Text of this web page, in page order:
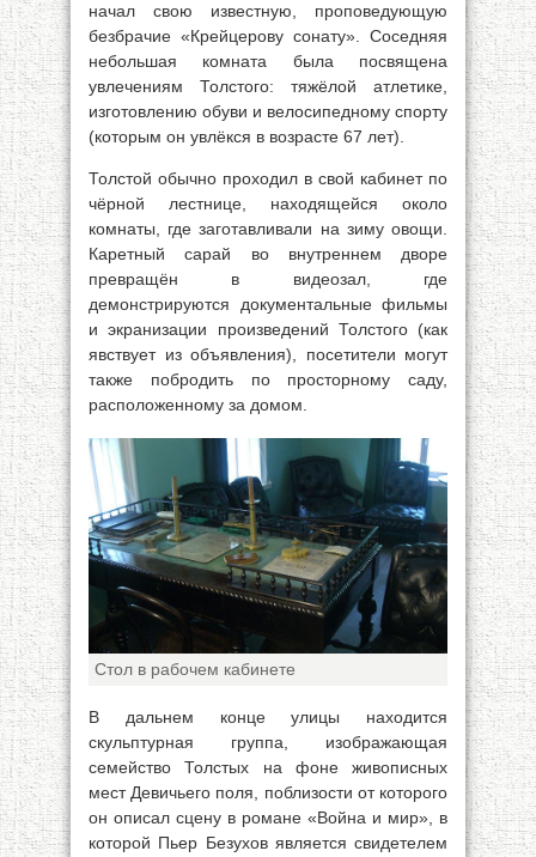
начал свою известную, проповедующую
безбрачие «Крейцерову сонату». Соседняя
небольшая комната была посвящена
увлечениям Толстого: тяжёлой атлетике,
изготовлению обуви и велосипедному спорту
(которым он увлёкся в возрасте 67 лет).
Толстой обычно проходил в свой кабинет по
чёрной лестнице, находящейся около
комнаты, где заготавливали на зиму овощи.
Каретный сарай во внутреннем дворе
превращён в видеозал, где
демонстрируются документальные фильмы
и экранизации произведений Толстого (как
явствует из объявления), посетители могут
также побродить по просторному саду,
расположенному за домом.
Стол в рабочем кабинете
В дальнем конце улицы находится
скульптурная группа, изображающая
семейство Толстых на фоне живописных
мест Девичьего поля, поблизости от которого
он описал сцену в романе «Война и мир», в
которой Пьер Безухов является свидетелем